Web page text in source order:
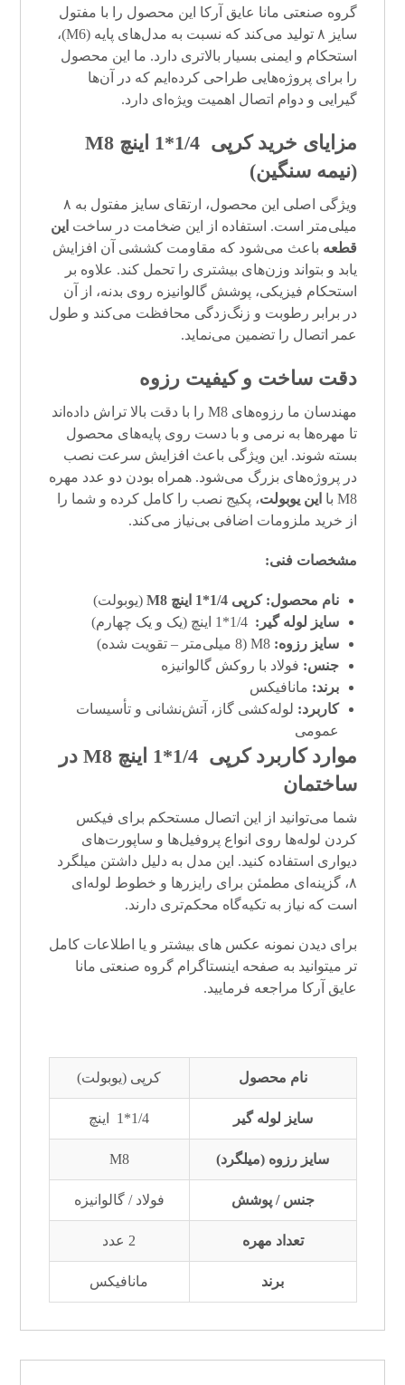
گروه صنعتی مانا عایق آرکا این محصول را با مفتول
سایز ۸ تولید می‌کند که نسبت به مدل‌های پایه (M6)،
استحکام و ایمنی بسیار بالاتری دارد. ما این محصول
را برای پروژه‌هایی طراحی کرده‌ایم که در آن‌ها
گیرایی و دوام اتصال اهمیت ویژه‌ای دارد.
مزایای خرید کرپی 1/4*1 اینچ M8
(نیمه سنگین)
ویژگی اصلی این محصول، ارتقای سایز مفتول به ۸
میلی‌متر است. استفاده از این ضخامت در ساخت این
قطعه باعث می‌شود که مقاومت کششی آن افزایش
یابد و بتواند وزن‌های بیشتری را تحمل کند. علاوه بر
استحکام فیزیکی، پوشش گالوانیزه روی بدنه، از آن
در برابر رطوبت و زنگ‌زدگی محافظت می‌کند و طول
عمر اتصال را تضمین می‌نماید.
دقت ساخت و کیفیت رزوه
مهندسان ما رزوه‌های M8 را با دقت بالا تراش داده‌اند
تا مهره‌ها به نرمی و با دست روی پایه‌های محصول
بسته شوند. این ویژگی باعث افزایش سرعت نصب
در پروژه‌های بزرگ می‌شود. همراه بودن دو عدد مهره
M8 با
این یوبولت، پکیج نصب را کامل کرده و شما را
از خرید ملزومات اضافی بی‌نیاز می‌کند.
مشخصات فنی:
نام محصول: کرپی 1/4*1 اینچ M8
(یوبولت)
سایز لوله گیر: 1/4*1 اینچ (یک و یک چهارم)
سایز رزوه: M8 (8 میلی‌متر – تقویت شده)
جنس: فولاد با روکش گالوانیزه
برند: مانافیکس
کاربرد: لوله‌کشی گاز، آتش‌نشانی و تأسیسات
عمومی
موارد کاربرد کرپی 1/4*1 اینچ M8 در
ساختمان
شما می‌توانید از این اتصال مستحکم برای فیکس
کردن لوله‌ها روی انواع پروفیل‌ها و ساپورت‌های
دیواری استفاده کنید. این مدل به دلیل داشتن میلگرد
۸، گزینه‌ای مطمئن برای رایزرها و خطوط لوله‌ای
است که نیاز به تکیه‌گاه محکم‌تری دارند.
برای دیدن نمونه عکس های بیشتر و یا اطلاعات کامل
تر میتوانید به صفحه اینستاگرام گروه صنعتی مانا
عایق آرکا مراجعه فرمایید.
نام محصول کرپی (یوبولت)
سایز لوله گیر 1/4*1 اینچ
سایز رزوه (میلگرد) M8
جنس / پوشش فولاد / گالوانیزه
تعداد مهره 2 عدد
برند مانافیکس